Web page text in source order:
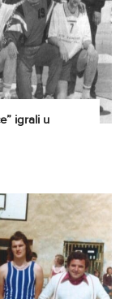
igrali u